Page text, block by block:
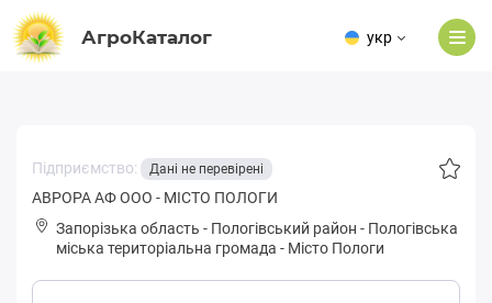
АгроКаталог укр
Підприємство: Дані не перевірені
АВРОРА АФ ООО - МІСТО ПОЛОГИ
Запорізька область - Пологівський район - Пoлoгівськa
міська територіальна громада - Місто Пологи